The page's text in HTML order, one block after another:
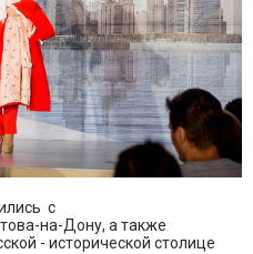
с
на-Дону, а также
- исторической столице